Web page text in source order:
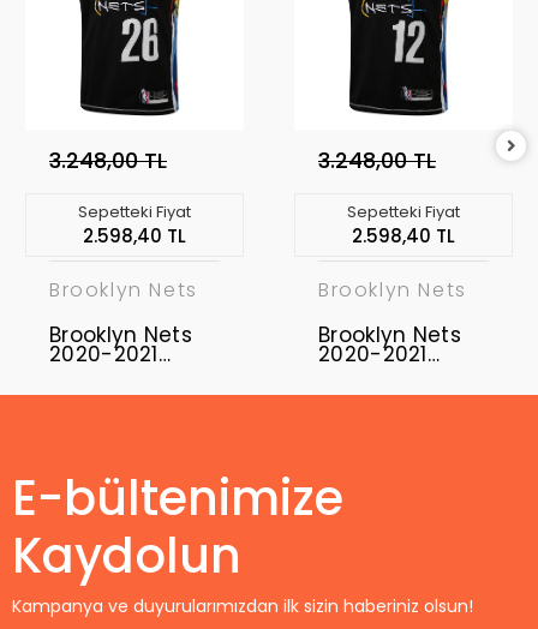
3.248,00 TL
Sepetteki Fiyat
2.598,40 TL
Brooklyn Nets
Brooklyn Nets
2020-2021
Dinwiddie 26
3.248,00 TL
Sepetteki Fiyat
2.598,40 TL
Brooklyn Nets
Brooklyn Nets
2020-2021
Swingman
E-bültenimize
Kaydolun
Kampanya ve duyurularımızdan ilk sizin haberiniz olsun!